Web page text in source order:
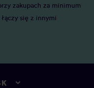
zakupach za minimum
się z innymi